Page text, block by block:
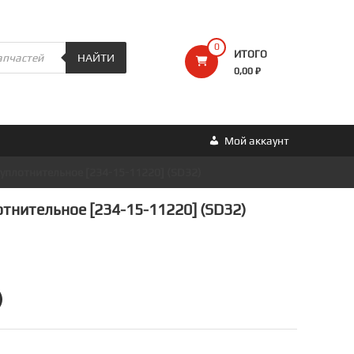
0
ИТОГО
0,00 ₽
НАЙТИ
Мой аккаунт
[234-15-11220] (SD32)